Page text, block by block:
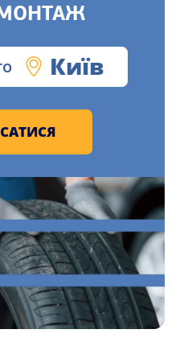
Київ